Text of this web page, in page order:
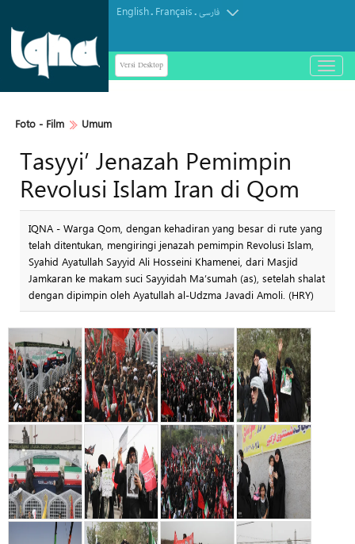
English. Français.فارسی
Versi Desktop
باز
و
Foto - Film Umum
Tasyyi’ Jenazah Pemimpin
Revolusi Islam Iran di Qom
IQNA - Warga Qom, dengan kehadiran yang besar di rute yang
telah ditentukan, mengiringi jenazah pemimpin Revolusi Islam,
Syahid Ayatullah Sayyid Ali Hosseini Khamenei, dari Masjid
Jamkaran ke makam suci Sayyidah Ma’sumah (as), setelah shalat
dengan dipimpin oleh Ayatullah al-Udzma Javadi Amoli. (HRY)